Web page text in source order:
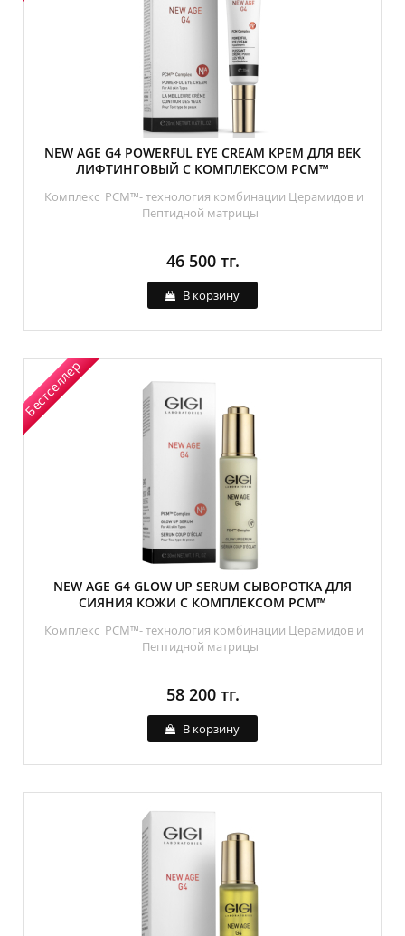
NEW AGE G4 POWERFUL EYE СREAM КРЕМ ДЛЯ ВЕК
ЛИФТИНГОВЫЙ С КОМПЛЕКСОМ PCM™
Комплекс PCM™- технология комбинации Церамидов и
Пептидной матрицы
46 500 тг.
В корзину
Бестселлер
NEW AGE G4 GLOW UP SERUM СЫВОРОТКА ДЛЯ
СИЯНИЯ КОЖИ С КОМПЛЕКСОМ PCM™
Комплекс PCM™- технология комбинации Церамидов и
Пептидной матрицы
58 200 тг.
В корзину